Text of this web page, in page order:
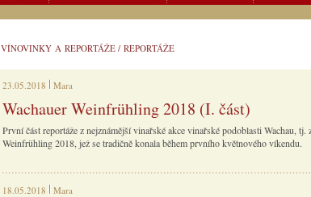
VÍNOVINKY A REPORTÁŽE / REPORTÁŽE
23.05.2018 Mara
Wachauer Weinfrühling 2018 (I. část)
První část reportáže z nejznámější vinařské akce vinařské podoblasti Wachau, tj.
Weinfrühling 2018, jež se tradičně konala během prvního květnového víkendu.
18.05.2018 Mara